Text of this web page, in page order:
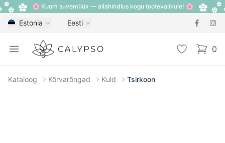
🌸 Kuum suvemüük — allahindlus kogu tootevalikule! 🌸
Estonia Eesti
Open menu
Calypso Lemmik 0
items
Kataloog Kõrvarõngad Kuld Tsirkoon